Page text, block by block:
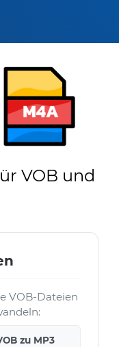
VOB und
VOB-Dateien
zu MP3